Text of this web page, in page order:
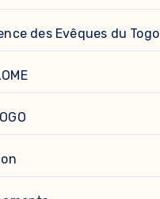
des Evêques du Togo